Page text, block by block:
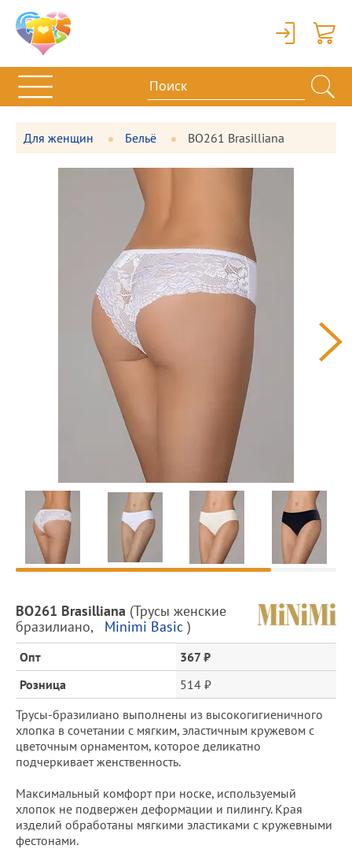
Вход
Для женщин Бельё BO261 Brasilliana
Фотографии
Большая
Предпросмотр
фотографий
Описание
товара
и
цена
BO261 Brasilliana (Трусы женские
бразилиано, Minimi Basic )
Опт
367 ₽
Розница
514 ₽
Трусы-бразилиано выполнены из высокогигиеничного
хлопка в сочетании с мягким, эластичным кружевом с
цветочным орнаментом, которое деликатно
подчеркивает женственность.
Максимальный комфорт при носке, используемый
хлопок не подвержен деформации и пилингу. Края
изделий обработаны мягкими эластиками с кружевными
фестонами.